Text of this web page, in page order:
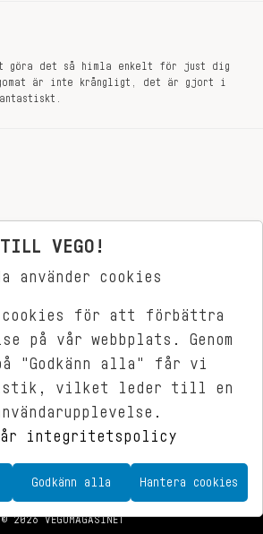
göra det så himla enkelt för just dig
är inte krångligt, det är gjort i
© 2026 VEGOMAGASINET
TILL VEGO!
använder cookies
cookies för att förbättra
på vår webbplats. Genom
"Godkänn alla" får vi
vilket leder till en
vår integritetspolicy
Godkänn alla Hantera cookies